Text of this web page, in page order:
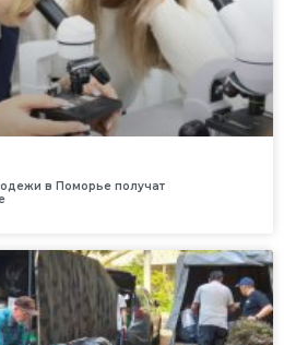
в Поморье получат